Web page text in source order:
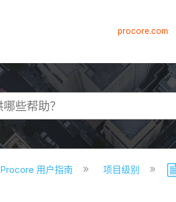
procore.com
Procore 用户指南 项目级别